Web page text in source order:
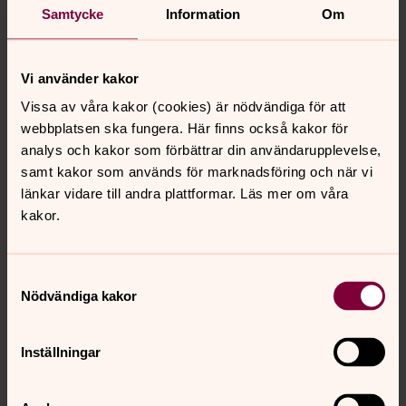
Samtycke Information Om
Vi använder kakor
Vissa av våra kakor (cookies) är nödvändiga för att
webbplatsen ska fungera. Här finns också kakor för
analys och kakor som förbättrar din användarupplevelse,
samt kakor som används för marknadsföring och när vi
länkar vidare till andra plattformar. Läs mer om våra
kakor.
Nödvändiga kakor
Inställningar
är du initiativrik och samarbetsorienterad
sammanhang
ser du möjligheter där andra ser utmaningar
gläds du åt att se människor växa och använda sina
gåvor
Vi lägger stor vikt vid personlig lämplighet.
Villkor
Tjänsten är på heltid
Tel. 036-31 35 13